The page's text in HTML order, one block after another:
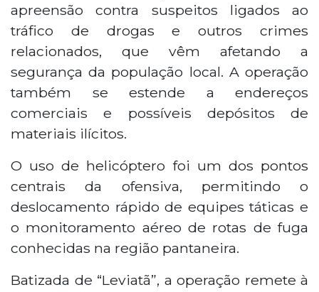
apreensão contra suspeitos ligados ao
tráfico de drogas e outros crimes
relacionados, que vêm afetando a
segurança da população local. A operação
também se estende a endereços
comerciais e possíveis depósitos de
materiais ilícitos.
O uso de helicóptero foi um dos pontos
centrais da ofensiva, permitindo o
deslocamento rápido de equipes táticas e
o monitoramento aéreo de rotas de fuga
conhecidas na região pantaneira.
Batizada de “Leviatã”, a operação remete à